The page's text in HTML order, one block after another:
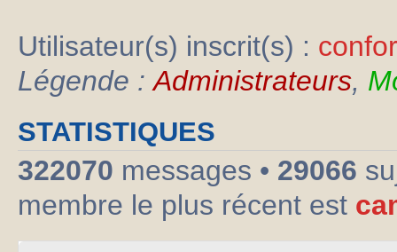
Utilisateur(s) inscrit(s) :
Légende :Administrateurs,
STATISTIQUES
322070 messages • 29066
membre le plus récent est